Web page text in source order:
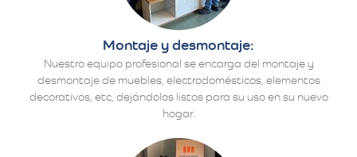
Montaje y desmontaje:
Nuestro equipo profesional se encarga del montaje y
desmontaje de muebles, electrodomésticos, elementos
decorativos, etc, dejándolos listos para su uso en su nuevo
hogar.